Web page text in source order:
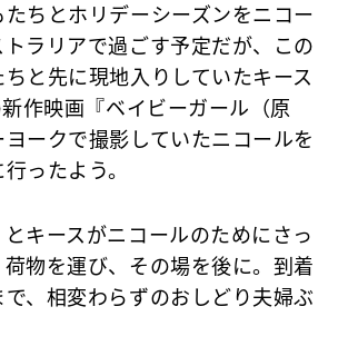
ちとホリデーシーズンをニコー
ラリアで過ごす予定だが、この
と先に現地入りしていたキース
作映画『ベイビーガール（原
ークで撮影していたニコールを
ったよう。
キースがニコールのためにさっ
物を運び、その場を後に。到着
、相変わらずのおしどり夫婦ぶ